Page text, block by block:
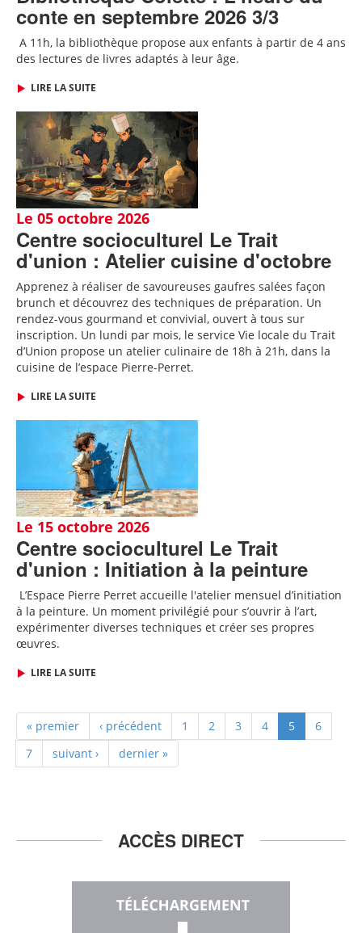
conte en septembre 2026 3/3
A 11h, la bibliothèque propose aux enfants à partir de 4 ans
des lectures de livres adaptés à leur âge.
LIRE LA SUITE
Le 05 octobre 2026
Centre socioculturel Le Trait
d'union : Atelier cuisine d'octobre
Apprenez à réaliser de savoureuses gaufres salées façon
brunch et découvrez des techniques de préparation. Un
rendez-vous gourmand et convivial, ouvert à tous sur
inscription. Un lundi par mois, le service Vie locale du Trait
d’Union propose un atelier culinaire de 18h à 21h, dans la
cuisine de l’espace Pierre-Perret.
LIRE LA SUITE
Le 15 octobre 2026
Centre socioculturel Le Trait
d'union : Initiation à la peinture
L’Espace Pierre Perret accueille l'atelier mensuel d’initiation
à la peinture. Un moment privilégié pour s’ouvrir à l’art,
expérimenter diverses techniques et créer ses propres
œuvres.
LIRE LA SUITE
« premier ‹ précédent 1 2 3 4 5
6
7
suivant › dernier »
ACCÈS DIRECT